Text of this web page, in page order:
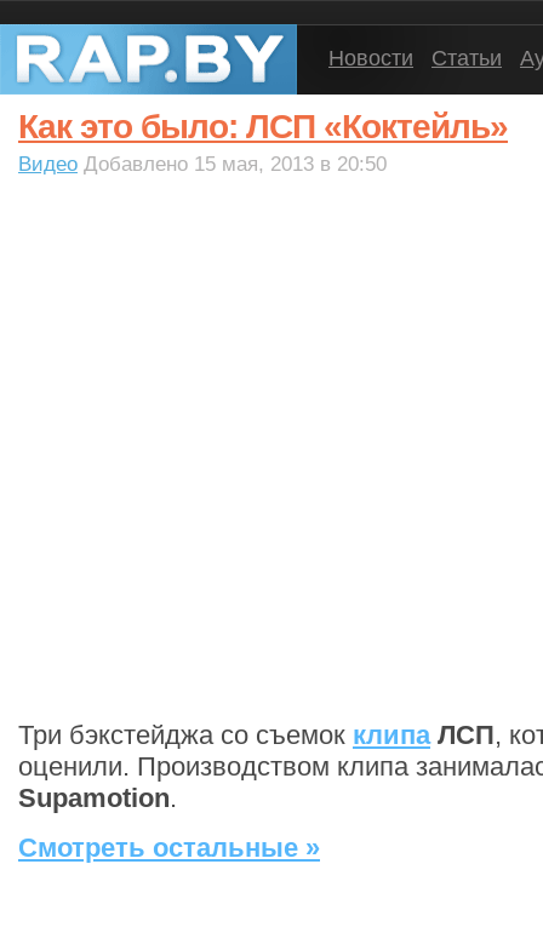
Новости Статьи
Как это было: ЛСП «Коктейль»
Видео Добавлено 15 мая, 2013 в 20:50
Три бэкстейджа со съемок клипа ЛСП,
оценили. Производством клипа
Supamotion.
Смотреть остальные »